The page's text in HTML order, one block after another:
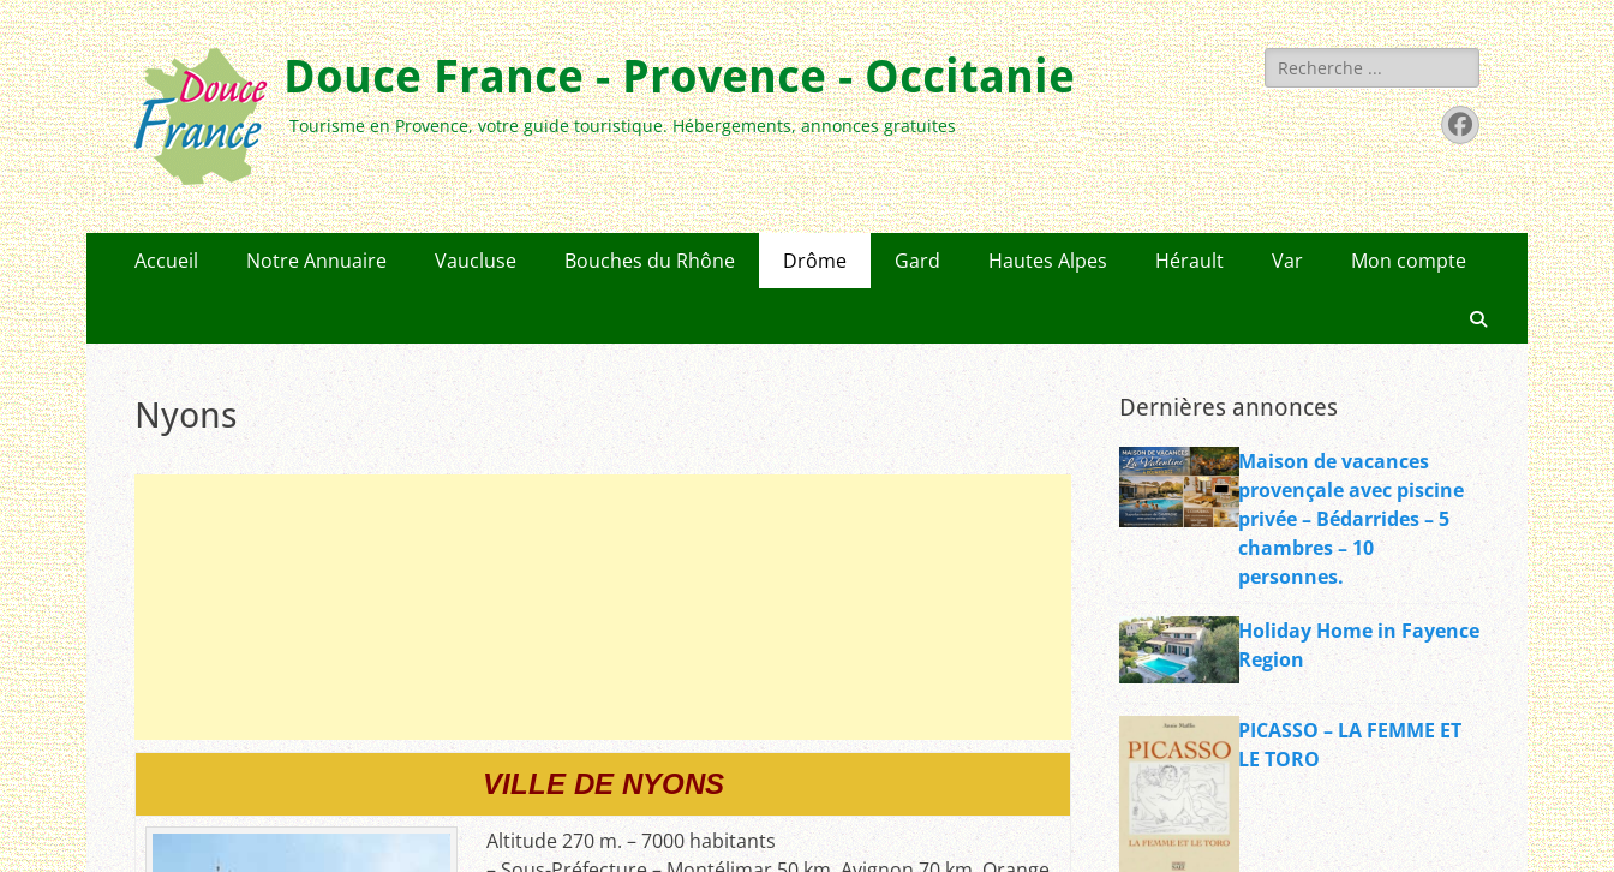
Douce France - Provence - Occitanie
Tourisme en Provence, votre guide touristique. Hébergements, annonces gratuites
Rechercher :
Facebook
Menu
Accueil Notre Annuaire Vaucluse Bouches du Rhône Drôme Gard Hautes Alpes Hérault Var Mon compte
Recherche
Nyons
VILLE DE NYONS
Altitude 270 m. – 7000 habitants
Dernières annonces
Maison de vacances
provençale avec piscine
privée – Bédarrides – 5
chambres – 10
personnes.
Holiday Home in Fayence
Region
PICASSO – LA FEMME ET
LE TORO